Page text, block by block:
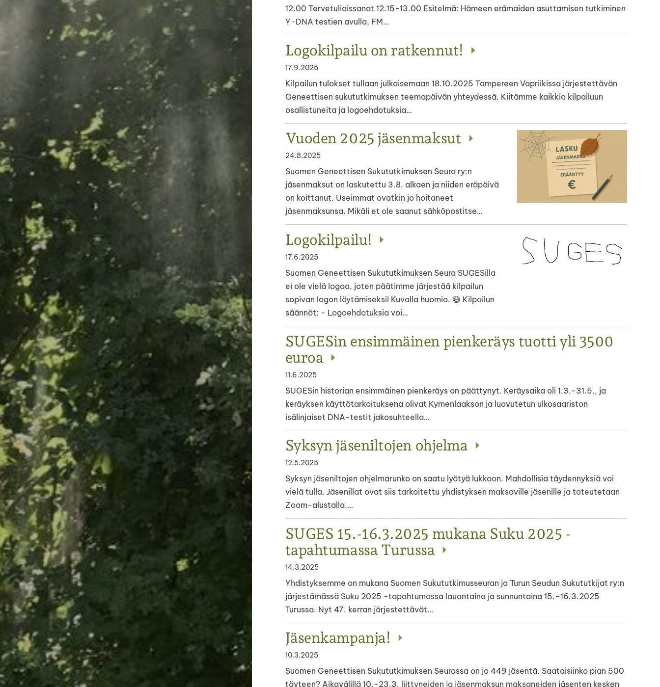
12.00 Tervetuliaissanat 12.15-13.00 Esitelmä: Hämeen erämaiden asuttamisen tutkiminen
Y-DNA testien avulla, FM…
Logokilpailu on ratkennut!
17.9.2025
Kilpailun tulokset tullaan julkaisemaan 18.10.2025 Tampereen Vapriikissa järjestettävän
Geneettisen sukututkimuksen teemapäivän yhteydessä. Kiitämme kaikkia kilpailuun
osallistuneita ja logoehdotuksia…
Vuoden 2025 jäsenmaksut
24.8.2025
Suomen Geneettisen Sukututkimuksen Seura ry:n
jäsenmaksut on laskutettu 3.8. alkaen ja niiden eräpäivä
on koittanut. Useimmat ovatkin jo hoitaneet
jäsenmaksunsa. Mikäli et ole saanut sähköpostitse…
Logokilpailu!
17.6.2025
Suomen Geneettisen Sukututkimuksen Seura SUGESilla
ei ole vielä logoa, joten päätimme järjestää kilpailun
sopivan logon löytämiseksi! Kuvalla huomio. 😅 Kilpailun
säännöt: - Logoehdotuksia voi…
SUGESin ensimmäinen pienkeräys tuotti yli 3500
euroa
11.6.2025
SUGESin historian ensimmäinen pienkeräys on päättynyt. Keräysaika oli 1.3.-31.5., ja
keräyksen käyttötarkoituksena olivat Kymenlaakson ja luovutetun ulkosaariston
isälinjaiset DNA-testit jakosuhteella…
Syksyn jäseniltojen ohjelma
12.5.2025
Syksyn jäseniltojen ohjelmarunko on saatu lyötyä lukkoon. Mahdollisia täydennyksiä voi
vielä tulla. Jäsenillat ovat siis tarkoitettu yhdistyksen maksaville jäsenille ja toteutetaan
Zoom-alustalla.…
SUGES 15.-16.3.2025 mukana Suku 2025 -
tapahtumassa Turussa
14.3.2025
Yhdistyksemme on mukana Suomen Sukututkimusseuran ja Turun Seudun Sukututkijat ry:n
järjestämässä Suku 2025 -tapahtumassa lauantaina ja sunnuntaina 15.–16.3.2025
Turussa. Nyt 47. kerran järjestettävät…
Jäsenkampanja!
10.3.2025
Suomen Geneettisen Sukututkimuksen Seurassa on jo 449 jäsentä. Saataisiinko pian 500
täyteen? Aikavälillä 10.-23.3. liittyneiden ja jäsenmaksun maksaneiden jäsenten kesken